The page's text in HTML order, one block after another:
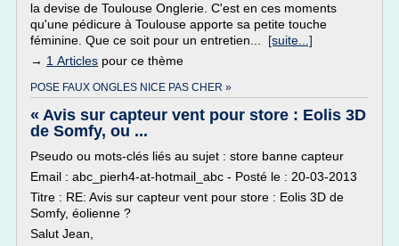
la devise de Toulouse Onglerie. C'est en ces moments
qu'une pédicure à Toulouse apporte sa petite touche
féminine. Que ce soit pour un entretien... [suite...]
→ 1 Articles pour ce thème
POSE FAUX ONGLES NICE PAS CHER »
« Avis sur capteur vent pour store : Eolis 3D
de Somfy, ou ...
Pseudo ou mots-clés liés au sujet : store banne capteur
Email : abc_pierh4-at-hotmail_abc - Posté le : 20-03-2013
Titre : RE: Avis sur capteur vent pour store : Eolis 3D de
Somfy, éolienne ?
Salut Jean,